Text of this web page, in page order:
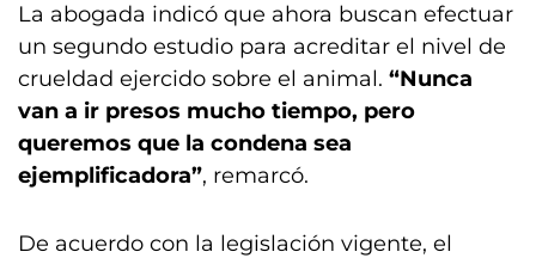
La abogada indicó que ahora buscan efectuar
un segundo estudio para acreditar el nivel de
crueldad ejercido sobre el animal. “Nunca
van a ir presos mucho tiempo, pero
queremos que la condena sea
ejemplificadora”, remarcó.
De acuerdo con la legislación vigente, el